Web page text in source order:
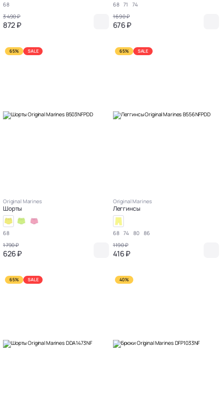
68
3 490 ₽
872 ₽
68 71
74
1 690 ₽
676 ₽
65% SALE
Original Marines
Шорты
68
1 790 ₽
626 ₽
65% SALE
Original Marines
Леггинсы
68 74 80
86
1 190 ₽
416 ₽
65% SALE 40%